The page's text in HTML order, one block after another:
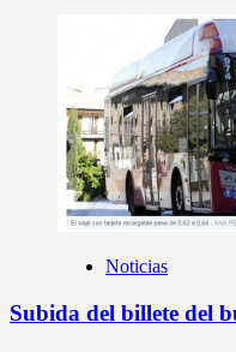
Noticias
Subida del billete del